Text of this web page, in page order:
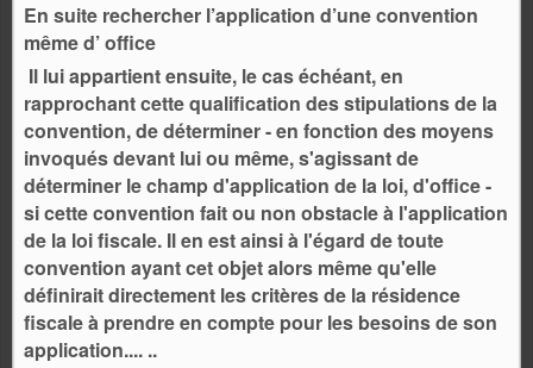
En suite rechercher l’application d’une convention
même d’ office
Il lui appartient ensuite, le cas échéant, en
rapprochant cette qualification des stipulations de la
convention, de déterminer - en fonction des moyens
invoqués devant lui ou même, s'agissant de
déterminer le champ d'application de la loi, d'office -
si cette convention fait ou non obstacle à l'application
de la loi fiscale. Il en est ainsi à l'égard de toute
convention ayant cet objet alors même qu'elle
définirait directement les critères de la résidence
fiscale à prendre en compte pour les besoins de son
application.... ..